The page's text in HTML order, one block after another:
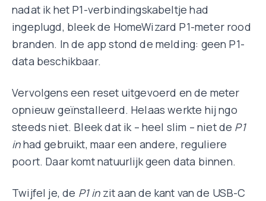
nadat ik het P1-verbindingskabeltje had
ingeplugd, bleek de HomeWizard P1-meter rood
branden. In de app stond de melding: geen P1-
data beschikbaar.
Vervolgens een reset uitgevoerd en de meter
opnieuw geïnstalleerd. Helaas werkte hij ngo
steeds niet. Bleek dat ik – heel slim – niet de P1
inhad gebruikt, maar een andere, reguliere
poort. Daar komt natuurlijk geen data binnen.
Twijfel je, de P1 inzit aan de kant van de USB-C